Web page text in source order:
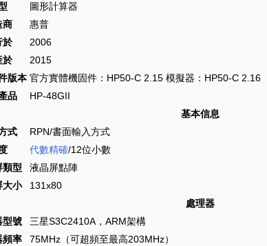
圖形計算器
商
惠普
於
2006
於
2015
版本 官方實體機固件：HP50-C 2.15 模擬器：HP50-C 2.16
品
HP-48GII
基本信息
式
RPN/書面輸入方式
代數精確/12位小數
類型
液晶屏點陣
大小
131x80
處理器
型號
三星S3C2410A，ARM架構
頻率
75MHz（可超頻至最高203MHz）